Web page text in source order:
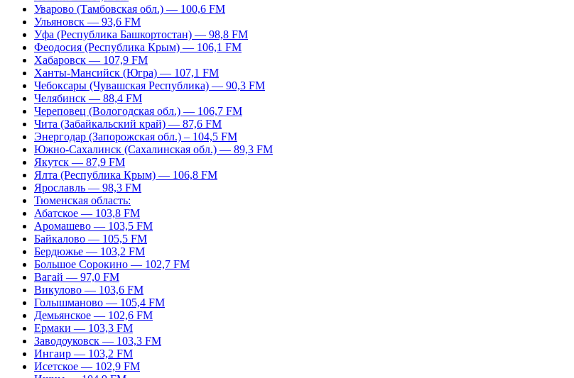
Уварово (Тамбовская обл.) — 100,6 FM
Ульяновск — 93,6 FM
Уфа (Республика Башкортостан) — 98,8 FM
Феодосия (Республика Крым) — 106,1 FM
Хабаровск — 107,9 FM
Ханты-Мансийск (Югра) — 107,1 FM
Чебоксары (Чувашская Республика) — 90,3 FM
Челябинск — 88,4 FM
Череповец (Вологодская обл.) — 106,7 FM
Чита (Забайкальский край) — 87,6 FM
Энергодар (Запорожская обл.) – 104,5 FM
Южно-Сахалинск (Сахалинская обл.) — 89,3 FM
Якутск — 87,9 FM
Ялта (Республика Крым) — 106,8 FM
Ярославль — 98,3 FM
Тюменская область:
Абатское — 103,8 FM
Аромашево — 103,5 FM
Байкалово — 105,5 FM
Бердюжье — 103,2 FM
Большое Сорокино — 102,7 FM
Вагай — 97,0 FM
Викулово — 103,6 FM
Голышманово — 105,4 FM
Демьянское — 102,6 FM
Ермаки — 103,3 FM
Заводоуковск — 103,3 FM
Ингаир — 103,2 FM
Исетское — 102,9 FM